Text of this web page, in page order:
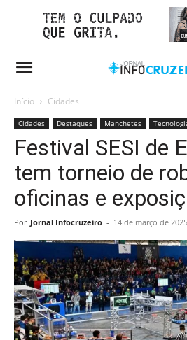
Início Cidades
Cidades Destaques Manchetes
Festival SESI de
tem torneio de
oficinas e
Por Jornal Infocruzeiro - 14 de março de 2025